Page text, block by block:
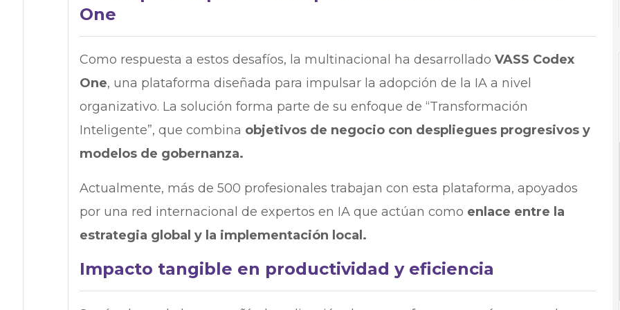
One
Como respuesta a estos desafíos, la multinacional ha desarrollado VASS Codex
One, una plataforma diseñada para impulsar la adopción de la IA a nivel
organizativo. La solución forma parte de su enfoque de “Transformación
Inteligente”, que combina objetivos de negocio con despliegues progresivos y
modelos de gobernanza.
Actualmente, más de 500 profesionales trabajan con esta plataforma, apoyados
por una red internacional de expertos en IA que actúan como enlace entre la
estrategia global y la implementación local.
Impacto tangible en productividad y eficiencia